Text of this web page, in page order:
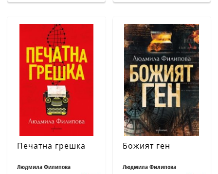
Печатна грешка
Людмила Филипова
Божият ген
Людмила Филипова